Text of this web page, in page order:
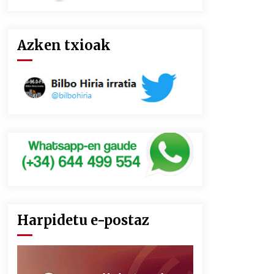
Azken txioak
Harpidetu e-postaz